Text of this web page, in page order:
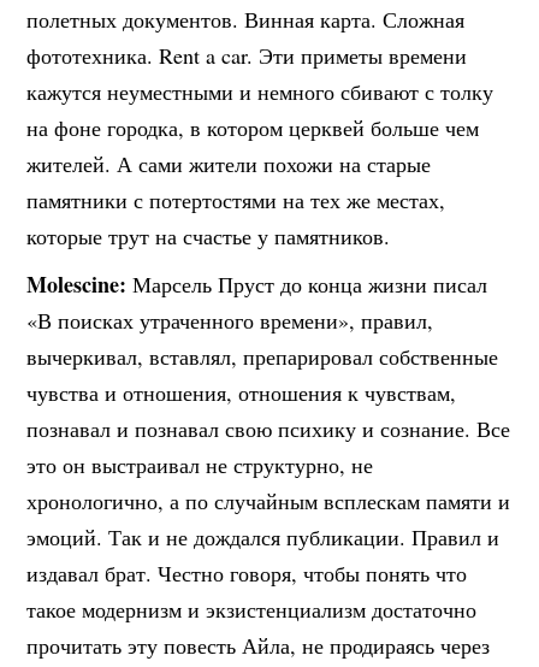
полетных документов. Винная карта. Сложная
фототехника. Rent a car. Эти приметы времени
кажутся неуместными и немного сбивают с толку
на фоне городка, в котором церквей больше чем
жителей. А сами жители похожи на старые
памятники с потертостями на тех же местах,
которые трут на счастье у памятников.
Molescine: Марсель Пруст до конца жизни писал
«В поисках утраченного времени», правил,
вычеркивал, вставлял, препарировал собственные
чувства и отношения, отношения к чувствам,
познавал и познавал свою психику и сознание. Все
это он выстраивал не структурно, не
хронологично, а по случайным всплескам памяти и
эмоций. Так и не дождался публикации. Правил и
издавал брат. Честно говоря, чтобы понять что
такое модернизм и экзистенциализм достаточно
прочитать эту повесть Айла, не продираясь через